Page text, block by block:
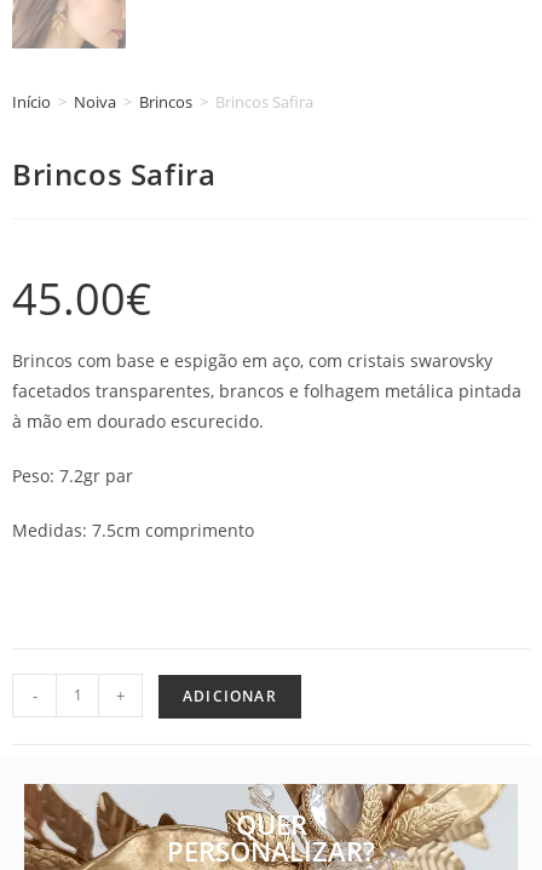
Início > Noiva > Brincos > Brincos Safira
Brincos Safira
45.00€
Brincos com base e espigão em aço, com cristais swarovsky
facetados transparentes, brancos e folhagem metálica pintada
à mão em dourado escurecido.
Peso: 7.2gr par
Medidas: 7.5cm comprimento
- + ADICIONAR
QUER
PERSONALIZAR?